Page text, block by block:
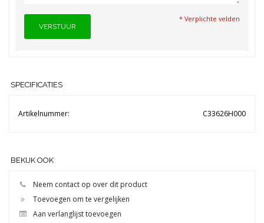
* Verplichte velden
VERSTUUR
SPECIFICATIES
Artikelnummer: C33626H000
BEKIJK OOK
Neem contact op over dit product
Toevoegen om te vergelijken
Aan verlanglijst toevoegen